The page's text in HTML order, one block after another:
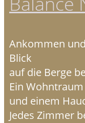
Ankommen
Blick
auf die Berge
Ein
und einem
Jedes Zimmer